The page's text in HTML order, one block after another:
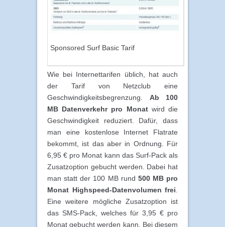
Sponsored Surf Basic Tarif
Wie bei Internettarifen üblich, hat auch
der Tarif von Netzclub eine
Geschwindigkeitsbegrenzung. Ab 100
MB Datenverkehr pro Monatwird die
Geschwindigkeit reduziert. Dafür, dass
man eine kostenlose Internet Flatrate
bekommt, ist das aber in Ordnung. Für
6,95 € pro Monat kann das Surf-Pack als
Zusatzoption gebucht werden. Dabei hat
man statt der 100 MB rund 500 MB pro
Monat Highspeed-Datenvolumen frei.
Eine weitere mögliche Zusatzoption ist
das SMS-Pack, welches für 3,95 € pro
Monat gebucht werden kann. Bei diesem